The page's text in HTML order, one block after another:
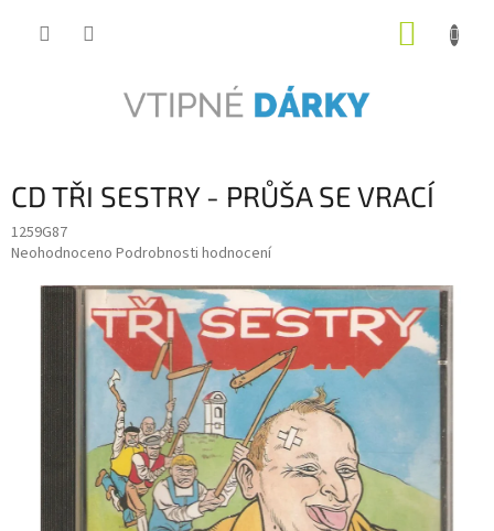
CD TŘI SESTRY - PRŮŠA SE VRACÍ
1259G87
Průměrné
produktu
Neohodnoceno Podrobnosti hodnocení